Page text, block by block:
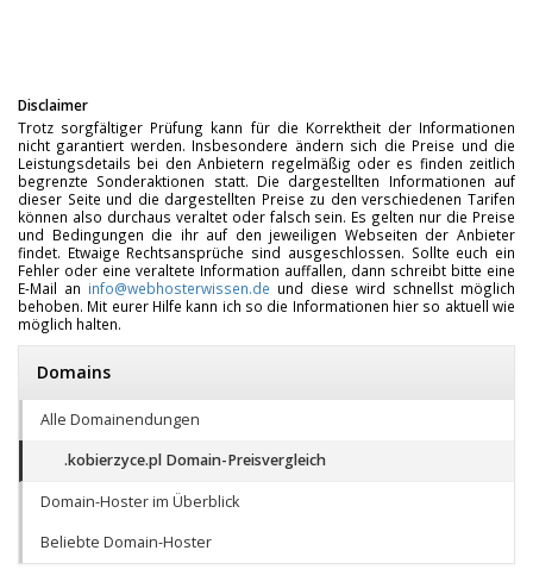
Disclaimer
Trotz sorgfältiger Prüfung kann für die Korrektheit der Informationen
nicht garantiert werden. Insbesondere ändern sich die Preise und die
Leistungsdetails bei den Anbietern regelmäßig oder es finden zeitlich
begrenzte Sonderaktionen statt. Die dargestellten Informationen auf
dieser Seite und die dargestellten Preise zu den verschiedenen Tarifen
können also durchaus veraltet oder falsch sein. Es gelten nur die Preise
und Bedingungen die ihr auf den jeweiligen Webseiten der Anbieter
findet. Etwaige Rechtsansprüche sind ausgeschlossen. Sollte euch ein
Fehler oder eine veraltete Information auffallen, dann schreibt bitte eine
E-Mail an info@webhosterwissen.de und diese wird schnellst möglich
behoben. Mit eurer Hilfe kann ich so die Informationen hier so aktuell wie
möglich halten.
Domains
Alle Domainendungen
.kobierzyce.pl Domain-Preisvergleich
Domain-Hoster im Überblick
Beliebte Domain-Hoster